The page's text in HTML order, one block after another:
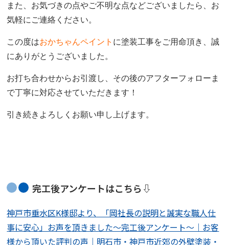
また、お気づきの点やご不明な点などございましたら、お
気軽にご連絡ください。
この度はおかちゃんペイント に塗装工事をご用命頂き、誠
にありがとうございました。
お打ち合わせからお引渡し、その後のアフターフォローま
で丁寧に対応させていただきます！
引き続きよろしくお願い申し上げます。
完工後アンケートはこちら⇩
神戸市垂水区K様邸より、「岡社長の説明と誠実な職人仕
事に安心」お声を頂きました～完工後アンケート～｜お客
様から頂いた評判の声｜明石市・神戸市近郊の外壁塗装・